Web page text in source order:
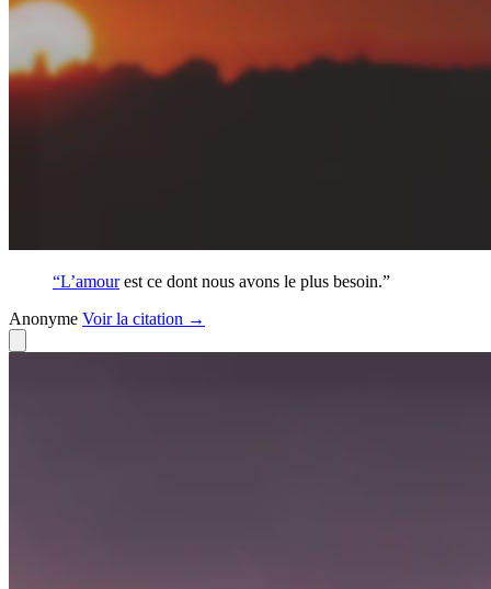
“L’amourest ce dont nous avons le plus besoin.”
Anonyme Voirla citation →